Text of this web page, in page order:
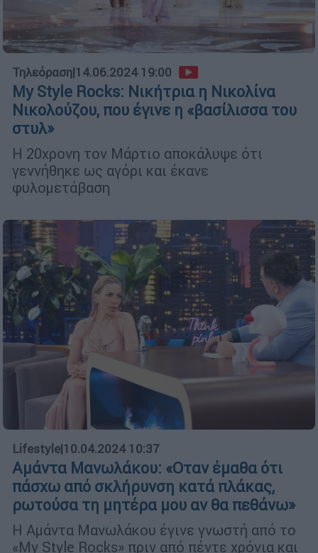
Τηλεόραση|14.06.2024 19:00
My Style Rocks: Νικήτρια η Νικολίνα
Νικολούζου, που έγινε η «βασίλισσα του
στυλ»
Η 20χρονη τον Μάρτιο αποκάλυψε ότι
γεννήθηκε ως αγόρι και έκανε
φυλομετάβαση
Lifestyle|10.04.2024 10:37
Αμάντα Μανωλάκου: «Οταν έμαθα ότι
πάσχω από σκλήρυνση κατά πλάκας,
ρωτούσα τη μητέρα μου αν θα πεθάνω»
Η Αμάντα Μανωλάκου έγινε γνωστή από το
«My Style Rocks» πριν από πέντε χρόνια και